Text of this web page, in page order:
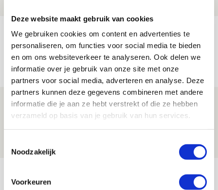
Deze website maakt gebruik van cookies
We gebruiken cookies om content en advertenties te
personaliseren, om functies voor social media te bieden
en om ons websiteverkeer te analyseren. Ook delen we
informatie over je gebruik van onze site met onze
partners voor social media, adverteren en analyse. Deze
partners kunnen deze gegevens combineren met andere
informatie die je aan ze hebt verstrekt of die ze hebben
verzameld op basis van je gebruik van hun services.
Noodzakelijk
Voorkeuren
Míchels elf: met welke formatie begin
jij aan nieuw eredivisieseizoen?
08 AUGUSTUS 2026 - 11:34
NIEUWS
Spelen bij Jong Ajax of Ajax 1? Dat
maakt Abdalla ‘geen reet’ uit
08 AUGUSTUS 2026 - 10:04
AGENDA